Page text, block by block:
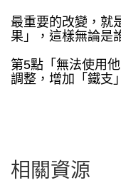
最重要的改變，就
果」，這樣無論是
第5點「無法使用
調整，增加「鐵支
相關資源